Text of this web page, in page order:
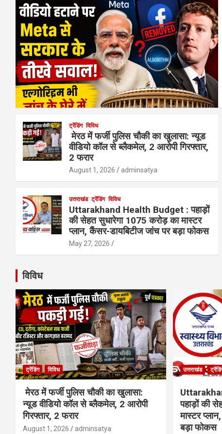
ट्रेंडिंग विविध
मेरठ में फर्जी पुलिस चौकी का खुलासा: न्यूड
वीडियो कॉल से ब्लैकमेल, 2 आरोपी गिरफ्तार,
2 फरार
August 1, 2026 adminsatya
उत्तराखंड ट्रेंडिंग विविध
Uttarakhand Health Budget : पहाड़ों
की सेहत सुधारेगा 1075 करोड़ का मास्टर
प्लान, कैंसर-डायबिटीज जांच पर बड़ा फोकस
May 27, 2026
विविध
ट्रेंडिंग विविध
मेरठ में फर्जी पुलिस चौकी का खुलासा:
न्यूड वीडियो कॉल से ब्लैकमेल, 2 आरोपी
गिरफ्तार, 2 फरार
August 1, 2026 adminsatya
उत्तराखंड
पहाड़ों की
मास्टर
बड़ा फोकस